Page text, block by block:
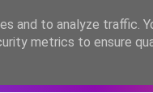
PORTUGAL
and to analyze traffic.
metrics to ensure